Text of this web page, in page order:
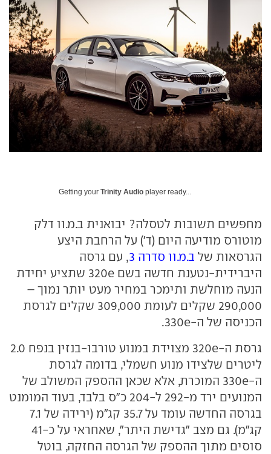
Getting your Trinity Audio player ready...
מחפשים תשובות לטסלה? יבואנית ב.מ.וו דלק
מוטורס מודיעה היום (ד') על הרחבת היצע
הגרסאות של ב.מ.וו סדרה 3
, עם גרסה
היברידית-נטענת חדשה בשם 320e שתציע יחידת
הנעה מוחלשת ותימכר במחיר מעט יותר נמוך –
290,000 שקלים לעומת 309,000 שקלים לגרסת
הכניסה של ה-330e.
גרסת ה-320e מצוידת במנוע טורבו-בנזין בנפח 2.0
ליטרים שלצידו מנוע חשמלי, בדומה לגרסת
ה-330e המוכרת, אלא שכאן ההספק המשולב של
המנועים ירד מ-292 ל-204 כ"ס בלבד, בעוד המומנט
בגרסה החדשה עומד על 35.7 קג"מ (ירידה של 7.1
קג"מ). גם מצב "גדישת היתר", שאחראי על כ-41
סוסים מתוך ההספק של הגרסה החזקה, בוטל